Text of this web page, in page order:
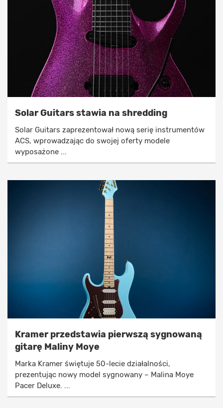
Solar Guitars stawia na shredding
Solar Guitars zaprezentował nową serię instrumentów
ACS, wprowadzając do swojej oferty modele
wyposażone ...
Kramer przedstawia pierwszą sygnowaną
gitarę Maliny Moye
Marka Kramer świętuje 50-lecie działalności,
prezentując nowy model sygnowany – Malina Moye
Pacer Deluxe. ...